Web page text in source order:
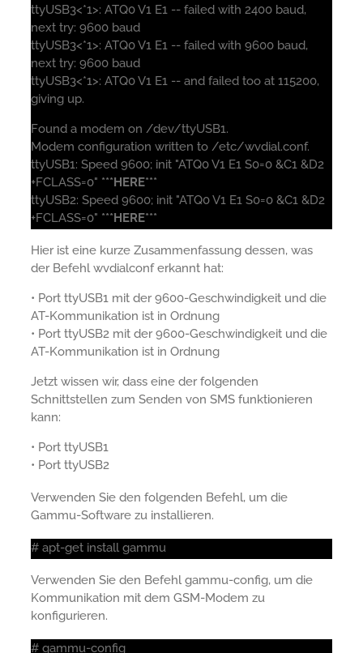
ttyUSB3<*1>: ATQ0 V1 E1 -- failed with 2400 baud,
next try: 9600 baud
ttyUSB3<*1>: ATQ0 V1 E1 -- failed with 9600 baud,
next try: 9600 baud
ttyUSB3<*1>: ATQ0 V1 E1 -- and failed too at 115200,
giving up.
Found a modem on /dev/ttyUSB1.
Modem configuration written to /etc/wvdial.conf.
ttyUSB1: Speed 9600; init "ATQ0 V1 E1 S0=0 &C1 &D2
+FCLASS=0" ***HERE***
ttyUSB2: Speed 9600; init "ATQ0 V1 E1 S0=0 &C1 &D2
+FCLASS=0" ***HERE***
Hier ist eine kurze Zusammenfassung dessen, was
der Befehl wvdialconf erkannt hat:
• Port ttyUSB1 mit der 9600-Geschwindigkeit und die
AT-Kommunikation ist in Ordnung
• Port ttyUSB2 mit der 9600-Geschwindigkeit und die
AT-Kommunikation ist in Ordnung
Jetzt wissen wir, dass eine der folgenden
Schnittstellen zum Senden von SMS funktionieren
kann:
• Port ttyUSB1
• Port ttyUSB2
Verwenden Sie den folgenden Befehl, um die
Gammu-Software zu installieren.
# apt-get install gammu
Verwenden Sie den Befehl gammu-config, um die
Kommunikation mit dem GSM-Modem zu
konfigurieren.
# gammu-config